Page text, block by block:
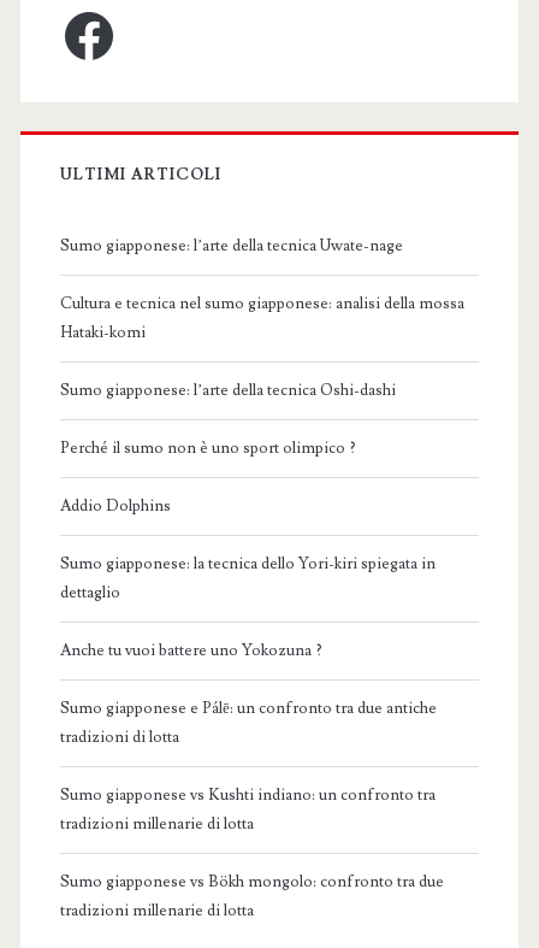
Facebook
ULTIMI ARTICOLI
Sumo giapponese: l’arte della tecnica Uwate-nage
Cultura e tecnica nel sumo giapponese: analisi della mossa
Hataki-komi
Sumo giapponese: l’arte della tecnica Oshi-dashi
Perché il sumo non è uno sport olimpico ?
Addio Dolphins
Sumo giapponese: la tecnica dello Yori-kiri spiegata in
dettaglio
Anche tu vuoi battere uno Yokozuna ?
Sumo giapponese e Pálē: un confronto tra due antiche
tradizioni di lotta
Sumo giapponese vs Kushti indiano: un confronto tra
tradizioni millenarie di lotta
Sumo giapponese vs Bökh mongolo: confronto tra due
tradizioni millenarie di lotta